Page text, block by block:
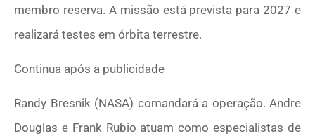
membro reserva. A missão está prevista para 2027 e
realizará testes em órbita terrestre.
Continua após a publicidade
Randy Bresnik (NASA) comandará a operação. Andre
Douglas e Frank Rubio atuam como especialistas de